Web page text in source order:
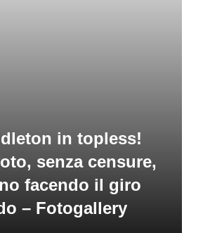
in topless!
senza censure,
facendo il giro
– Fotogallery